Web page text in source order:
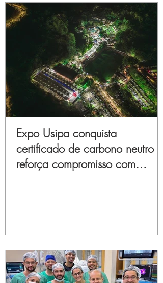
Expo Usipa conquista
certificado de carbono neutro e
reforça compromisso com